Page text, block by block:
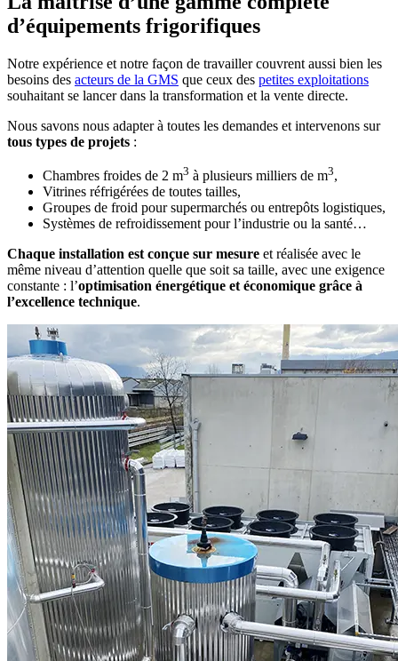
d’équipements frigorifiques
Notre expérience et notre façon de travailler couvrent aussi bien les
besoins des acteurs de la GMS que ceux des petites exploitations
souhaitant se lancer dans la transformation et la vente directe.
Nous savons nous adapter à toutes les demandes et intervenons sur
tous types de projets :
Chambres froides de 2 m3 à plusieurs milliers de m3,
Vitrines réfrigérées de toutes tailles,
Groupes de froid pour supermarchés ou entrepôts logistiques,
Systèmes de refroidissement pour l’industrie ou la santé…
Chaque installation est conçue sur mesure et réalisée avec le
même niveau d’attention quelle que soit sa taille, avec une exigence
constante : l’optimisation énergétique et économique grâce à
l’excellence technique.